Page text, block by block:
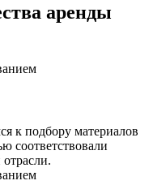
аренды
к подбору материалов
соответствовали